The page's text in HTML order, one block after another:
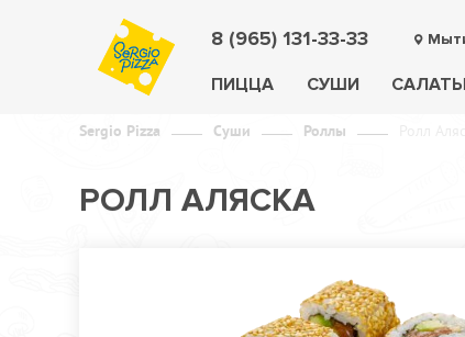
8 (965) 131-33-33
ПИЦЦА СУШИ САЛАТЫ
Sergio Pizza Суши Роллы
РОЛЛ АЛЯСКА